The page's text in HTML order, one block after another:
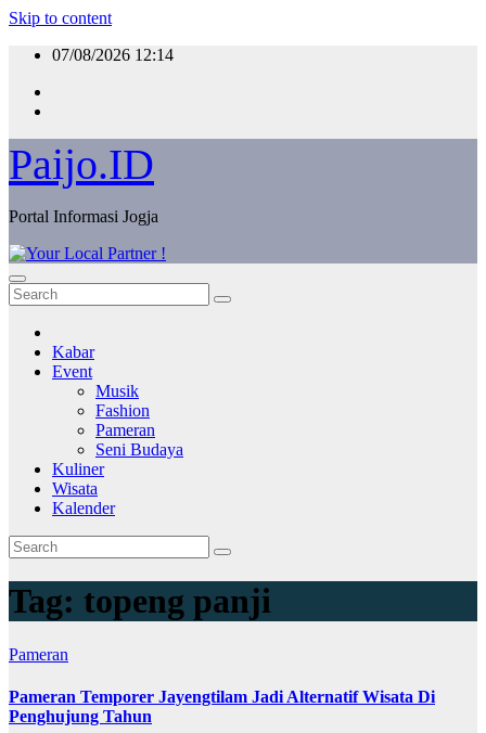
Skip to content
07/08/2026 12:14
Paijo.ID
Portal Informasi Jogja
Kabar
Event
Musik
Fashion
Pameran
Seni Budaya
Kuliner
Wisata
Kalender
Tag: topeng panji
Pameran
Pameran Temporer Jayengtilam Jadi Alternatif Wisata Di
Penghujung Tahun